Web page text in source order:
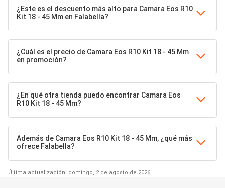
¿Este es el descuento más alto para Camara Eos R10
Kit 18 - 45 Mm en Falabella?
¿Cuál es el precio de Camara Eos R10 Kit 18 - 45 Mm
en promoción?
¿En qué otra tienda puedo encontrar Camara Eos
R10 Kit 18 - 45 Mm?
Además de Camara Eos R10 Kit 18 - 45 Mm, ¿qué más
ofrece Falabella?
Última actualización: domingo, 2 de agosto de 2026